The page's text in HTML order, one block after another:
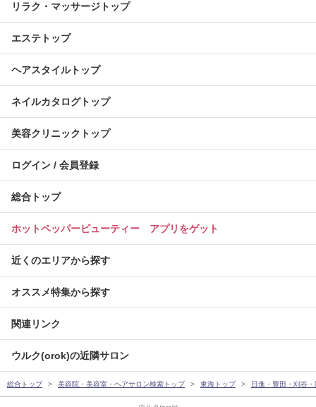
リラク・マッサージトップ
エステトップ
ヘアスタイルトップ
ネイルカタログトップ
美容クリニックトップ
ログイン / 会員登録
総合トップ
ホットペッパービューティー アプリをゲット
近くのエリアから探す
オススメ特集から探す
関連リンク
ウルク(orok)の近隣サロン
総合トップ 美容院・美容室・ヘアサロン検索トップ 東海トップ 日進・豊田・刈谷